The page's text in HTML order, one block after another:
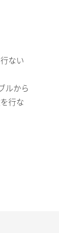
ない
ルから
行な